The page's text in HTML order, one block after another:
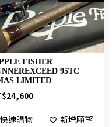
FISHER
95TC
LIMITED
24,600
快速購物 新增願望